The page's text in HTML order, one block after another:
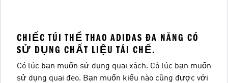
CHIẾC TÚI THỂ THAO ADIDAS ĐA NĂNG CÓ
SỬ DỤNG CHẤT LIỆU TÁI CHẾ.
Có lúc bạn muốn sử dụng quai xách. Có lúc bạn muốn
sử dụng quai đeo. Bạn muốn kiểu nào cũng được với